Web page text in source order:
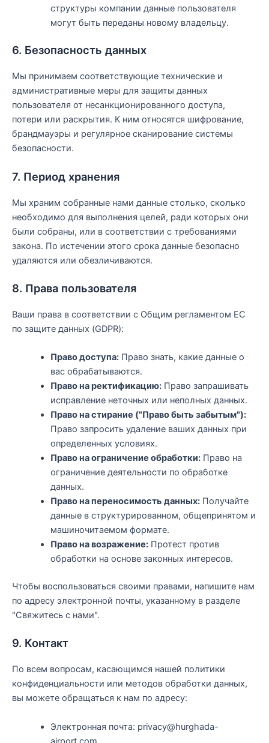
структуры компании данные пользователя
могут быть переданы новому владельцу.
6. Безопасность данных
Мы принимаем соответствующие технические и
административные меры для защиты данных
пользователя от несанкционированного доступа,
потери или раскрытия. К ним относятся шифрование,
брандмауэры и регулярное сканирование системы
безопасности.
7. Период хранения
Мы храним собранные нами данные столько, сколько
необходимо для выполнения целей, ради которых они
были собраны, или в соответствии с требованиями
закона. По истечении этого срока данные безопасно
удаляются или обезличиваются.
8. Права пользователя
Ваши права в соответствии с Общим регламентом ЕС
по защите данных (GDPR):
Право доступа:Право знать, какие данные о
вас обрабатываются.
Право на ректификацию:Право запрашивать
исправление неточных или неполных данных.
Право на стирание ("Право быть забытым"):
Право запросить удаление ваших данных при
определенных условиях.
Право на ограничение обработки:Право на
ограничение деятельности по обработке
данных.
Право на переносимость данных:Получайте
данные в структурированном, общепринятом и
машиночитаемом формате.
Право на возражение:Протест против
обработки на основе законных интересов.
Чтобы воспользоваться своими правами, напишите нам
по адресу электронной почты, указанному в разделе
"Свяжитесь с нами".
9. Контакт
По всем вопросам, касающимся нашей политики
конфиденциальности или методов обработки данных,
вы можете обращаться к нам по адресу:
Электронная почта: privacy@hurghada-